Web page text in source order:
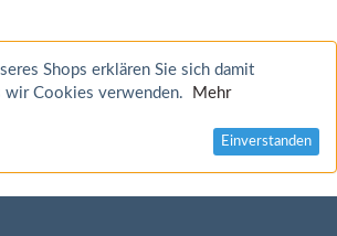
Shops erklären Sie sich damit
wir Cookies verwenden.
Mehr
Einverstanden